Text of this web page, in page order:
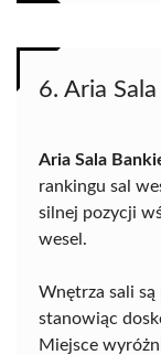
6. Aria
Aria Sala
rankingu sal
silnej pozycji
wesel.
Wnętrza sali
stanowiąc
Miejsce